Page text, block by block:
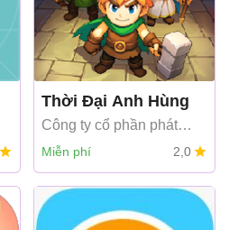
Thời Đại Anh Hùng
Công ty cổ phần phát
triển công nghệ số Hồng
Hà
Miễn phí 2,0